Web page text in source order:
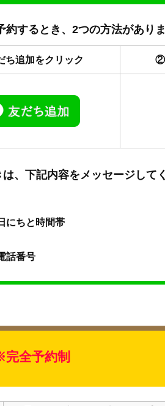
約するとき、2つの方法がありま
追加をクリック ②
、下記内容をメッセージして
にちと時間帯
話番号
完全予約制